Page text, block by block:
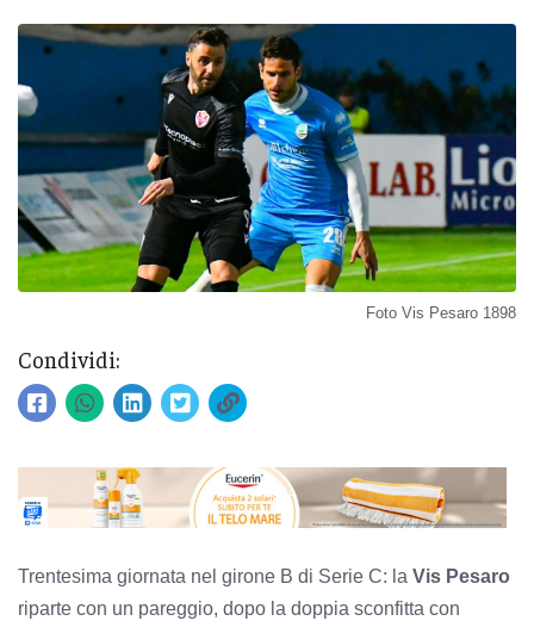
Foto Vis Pesaro 1898
Condividi:
Trentesima giornata nel girone B di Serie C: la Vis Pesaro
riparte con un pareggio, dopo la doppia sconfitta con